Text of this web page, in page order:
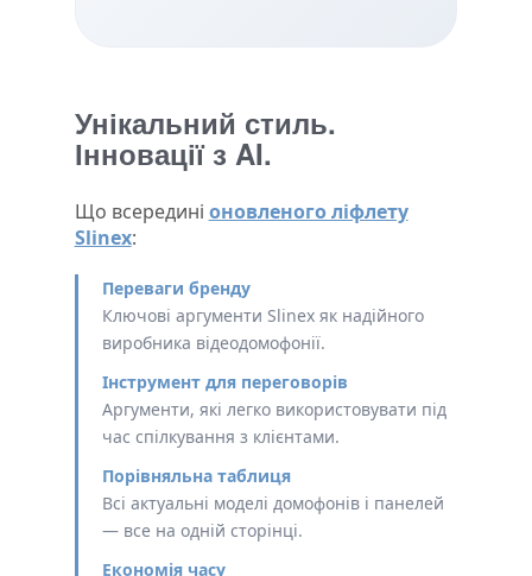
Унікальний стиль.
Інновації з AI.
Що всередині оновленого ліфлету
Slinex:
Переваги бренду
Ключові аргументи Slinex як надійного
виробника відеодомофонії.
Інструмент для переговорів
Аргументи, які легко використовувати під
час спілкування з клієнтами.
Порівняльна таблиця
Всі актуальні моделі домофонів і панелей
— все на одній сторінці.
Економія часу